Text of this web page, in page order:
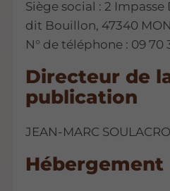
Siège social : 2
dit Bouillon, 47340
N° de téléphone : 09 70
Directeur de
publication
JEAN-MARC
Hébergement